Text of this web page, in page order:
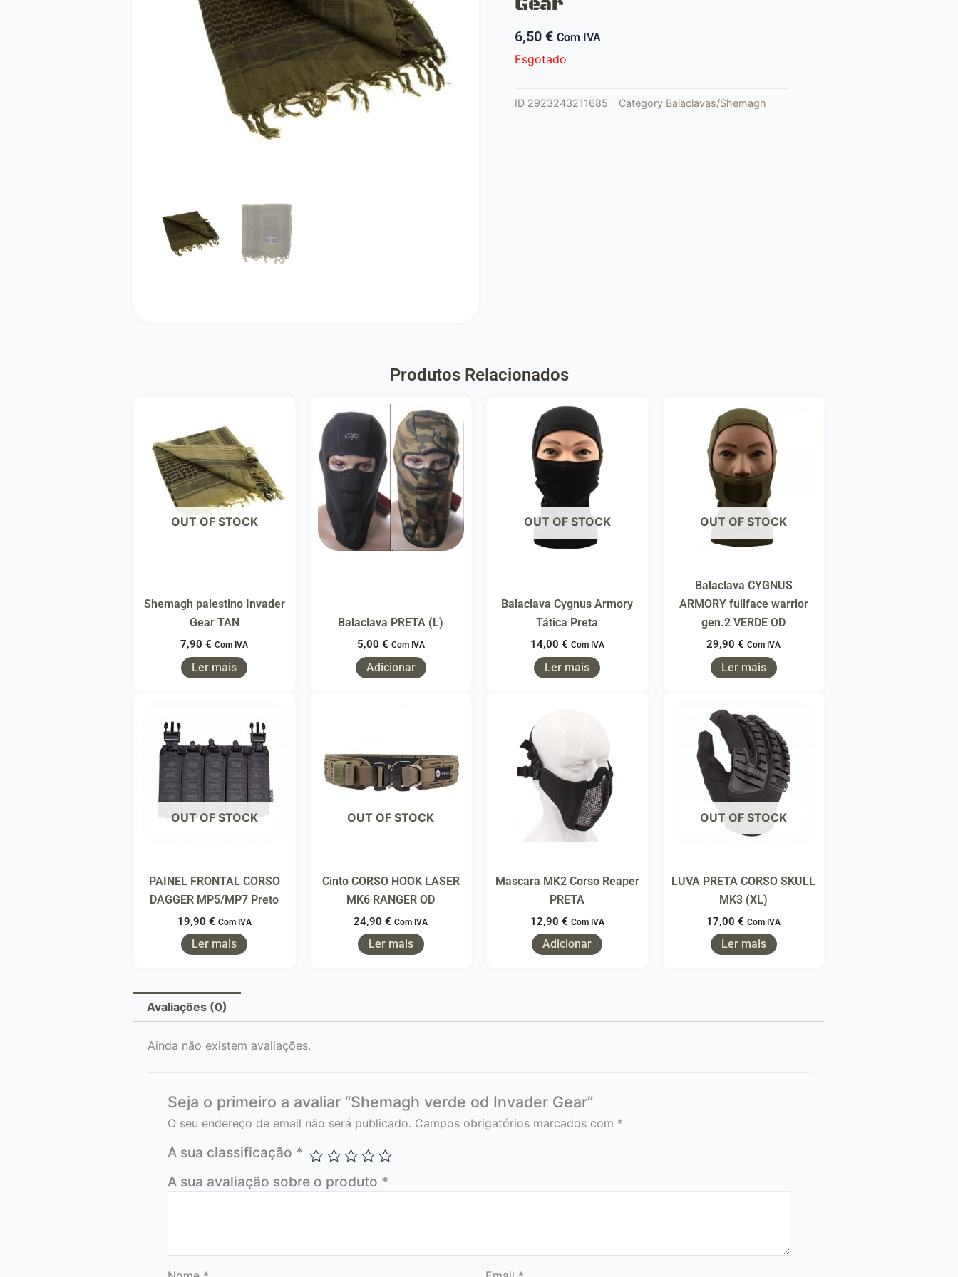
6,50 € Com IVA
Esgotado
ID 2923243211685 Category Balaclavas/Shemagh
Produtos Relacionados
OUT OF STOCK
Shemagh palestino Invader
Gear TAN
7,90€ Com IVA
Ler mais
Balaclava PRETA (L)
5,00 € Com IVA
Adicionar
OUT OF STOCK
Balaclava Cygnus Armory
Tática Preta
14,00 € Com IVA
Ler mais
OUT OF STOCK
Balaclava CYGNUS
ARMORY fullface warrior
gen.2 VERDE OD
29,90€ Com IVA
Ler mais
OUT OF STOCK
PAINEL FRONTAL CORSO
DAGGER MP5/MP7 Preto
19,90 € Com IVA
Ler mais
OUT OF STOCK
Cinto CORSO HOOK LASER
MK6 RANGER OD
24,90€ Com IVA
Ler mais
Mascara MK2 Corso Reaper
PRETA
12,90 € Com IVA
Adicionar
OUT OF STOCK
LUVA PRETA CORSO SKULL
MK3 (XL)
17,00€ Com IVA
Ler mais
Avaliações (0)
Ainda não existem avaliações.
Seja o primeiro a avaliar “Shemagh verde od Invader Gear”
O seu endereço de email não será publicado. Campos obrigatórios marcados com *
A sua classificação *
A sua avaliação sobre o produto *